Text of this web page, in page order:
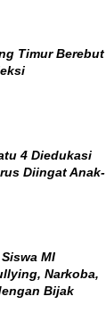
Timur Berebut
4 Diedukasi
Diingat Anak-
MI
Narkoba,
Bijak